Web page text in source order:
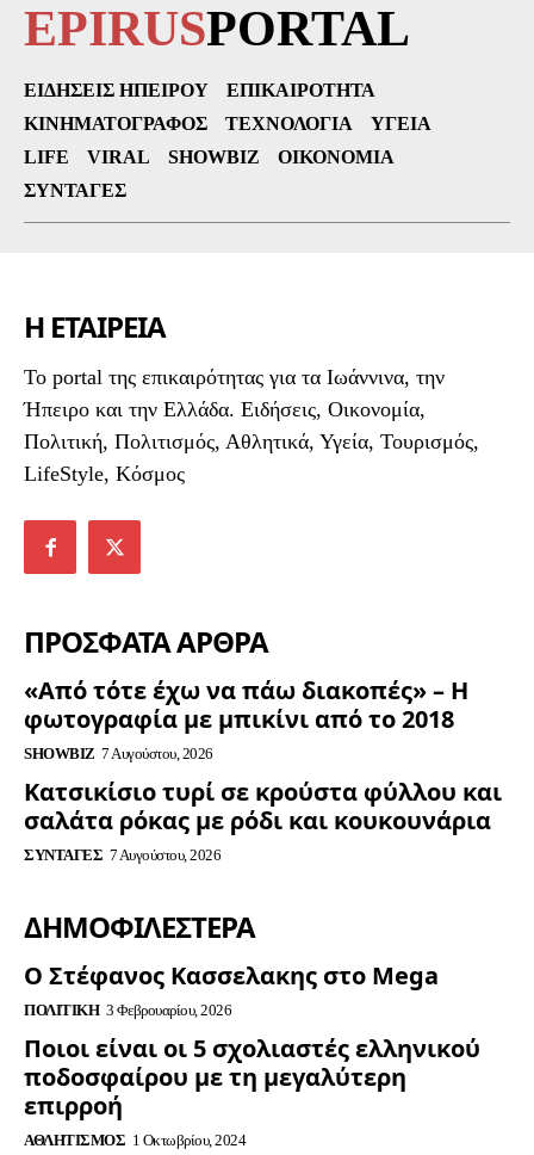
EPIRUSPORTAL
ΕΙΔΉΣΕΙΣ ΗΠΕΊΡΟΥ
ΕΠΙΚΑΙΡΌΤΗΤΑ
ΚΙΝΗΜΑΤΟΓΡΆΦΟΣ
ΤΕΧΝΟΛΟΓΊΑ
ΥΓΕΊΑ
LIFE
VIRAL SHOWBIZ
ΟΙΚΟΝΟΜΊΑ
ΣΥΝΤΑΓΈΣ
Η ΕΤΑΙΡΕΙΑ
To portal της επικαιρότητας για τα Ιωάννινα, την
Ήπειρο και την Ελλάδα. Ειδήσεις, Οικονομία,
Πολιτική, Πολιτισμός, Αθλητικά, Υγεία, Τουρισμός,
LifeStyle, Κόσμος
ΠΡΟΣΦΑΤΑ ΑΡΘΡΑ
«Από τότε έχω να πάω διακοπές» – Η
φωτογραφία με μπικίνι από το 2018
SHOWBIZ 7 Αυγούστου, 2026
Κατσικίσιο τυρί σε κρούστα φύλλου και
σαλάτα ρόκας με ρόδι και κουκουνάρια
ΣΥΝΤΑΓΈΣ 7 Αυγούστου, 2026
ΔΗΜΟΦΙΛΈΣΤΕΡΑ
Ο Στέφανος Κασσελακης στο Mega
ΠΟΛΙΤΙΚΉ 3 Φεβρουαρίου, 2026
Ποιοι είναι οι 5 σχολιαστές ελληνικού
ποδοσφαίρου με τη μεγαλύτερη
επιρροή
ΑΘΛΗΤΙΣΜΌΣ 1 Οκτωβρίου, 2024